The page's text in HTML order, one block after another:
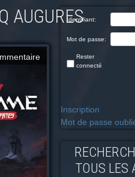
AUGURES
Identifiant:
Mot de passe:
Rester
connecté
Inscription
Mot de passe
TOUS LES